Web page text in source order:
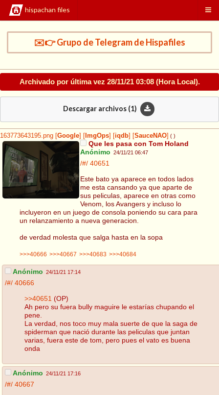
hispachan files
✉️👉 Grupo de Telegram de Hispafiles
Archivado por última vez 28/11/21 03:08(Hora Local).
Descargar archivos (1)
163773643195.png Google ImgOps iqdb SauceNAO ( )
Que les pasa con Tom Holand
Anónimo 24/11/21 06:47
/#/ 40651
Este bato ya aparece en todos lados
me esta cansando ya que aparte de
sus peliculas, aparece en otras como
Venom, los Avangers y incluso lo
incluyeron en un juego de consola poniendo su cara para
un relanzamiento a nueva generacion.
de verdad molesta que salga hasta en la sopa
>>>40666 >>>40667 >>>40683 >>>40684
Anónimo 24/11/21 17:14
/#/ 40666
>>40651 (OP)
Ah pero su fuera bully maguire le estarías chupando el
pene.
La verdad, nos toco muy mala suerte de que la saga de
spiderman que nació durante las peliculas que juntan
varias, fuera este de tom, pero pues el vato es buena
onda
Anónimo 24/11/21 17:16
/#/ 40667